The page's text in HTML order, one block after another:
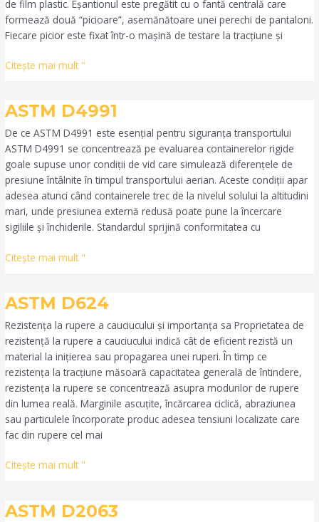
de film plastic. Eșantionul este pregătit cu o fantă centrală care
formează două “picioare”, asemănătoare unei perechi de pantaloni.
Fiecare picior este fixat într-o mașină de testare la tracțiune și
Citeşte mai mult "
ASTM D4991
De ce ASTM D4991 este esențial pentru siguranța transportului
ASTM D4991 se concentrează pe evaluarea containerelor rigide
goale supuse unor condiții de vid care simulează diferențele de
presiune întâlnite în timpul transportului aerian. Aceste condiții apar
adesea atunci când containerele trec de la nivelul solului la altitudini
mari, unde presiunea externă redusă poate pune la încercare
sigiliile și închiderile. Standardul sprijină conformitatea cu
ASTM
Citeşte mai mult "
ASTM D624
Rezistența la rupere a cauciucului și importanța sa Proprietatea de
rezistență la rupere a cauciucului indică cât de eficient rezistă un
material la inițierea sau propagarea unei ruperi. În timp ce
rezistența la tracțiune măsoară capacitatea generală de întindere,
rezistența la rupere se concentrează asupra modurilor de rupere
din lumea reală. Marginile ascuțite, încărcarea ciclică, abraziunea
sau particulele încorporate produc adesea tensiuni localizate care
fac din rupere cel mai
ASTM
Citeşte mai mult "
ASTM D2063
ASTM